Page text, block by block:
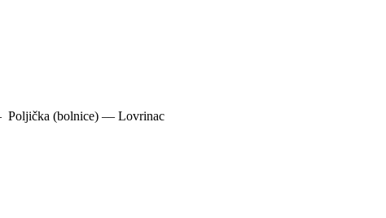
Poljička (bolnice) –– Lovrinac